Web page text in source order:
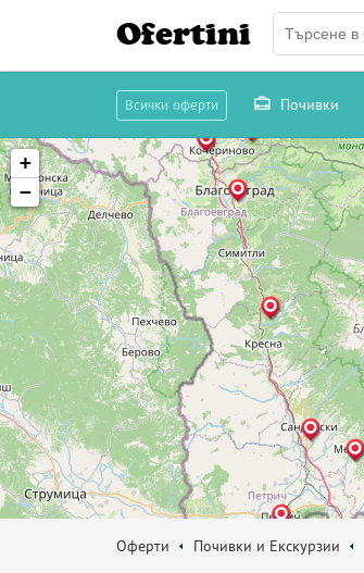
Ofertini
Всички оферти Почивки
+
−
Оферти Почивки и Екскурзии